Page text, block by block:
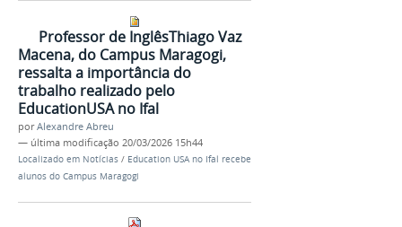
Professor de InglêsThiago Vaz
Macena, do Campus Maragogi,
ressalta a importância do
trabalho realizado pelo
EducationUSA no Ifal
porAlexandre Abreu
— última modificação 20/03/2026 15h44
Localizado em Notícias / Education USA no Ifal recebe
alunos do Campus Maragogi